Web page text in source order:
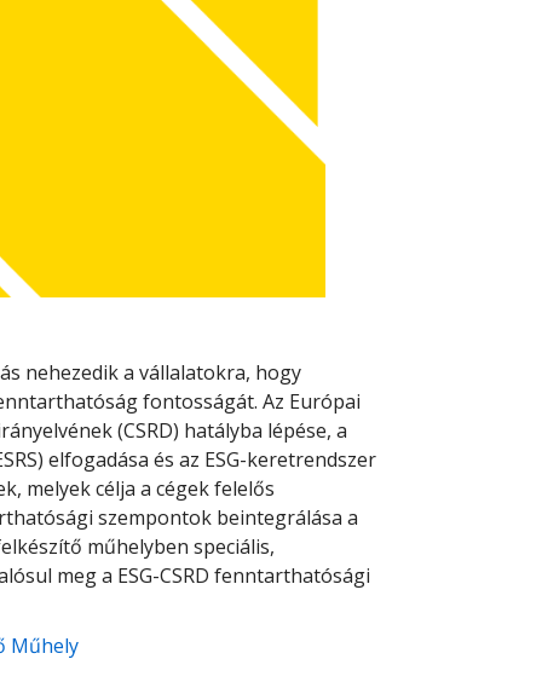
nehezedik a vállalatokra, hogy
fontosságát. Az Európai
(CSRD) hatályba lépése, a
elfogadása és az ESG-keretrendszer
melyek célja a cégek felelős
szempontok beintegrálása a
műhelyben speciális,
meg a ESG-CSRD fenntarthatósági
Műhely